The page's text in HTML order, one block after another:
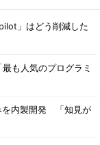
」はどう削減した
も人気のプログラミ
を内製開発 「知見が